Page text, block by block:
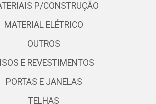
P/CONSTRUÇÃO
MATERIAL ELÉTRICO
OUTROS
E REVESTIMENTOS
PORTAS E JANELAS
TELHAS